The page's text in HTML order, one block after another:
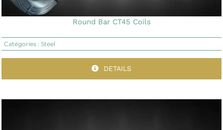
Round Bar CT45 Coils
Catégories : Steel
DETAILS